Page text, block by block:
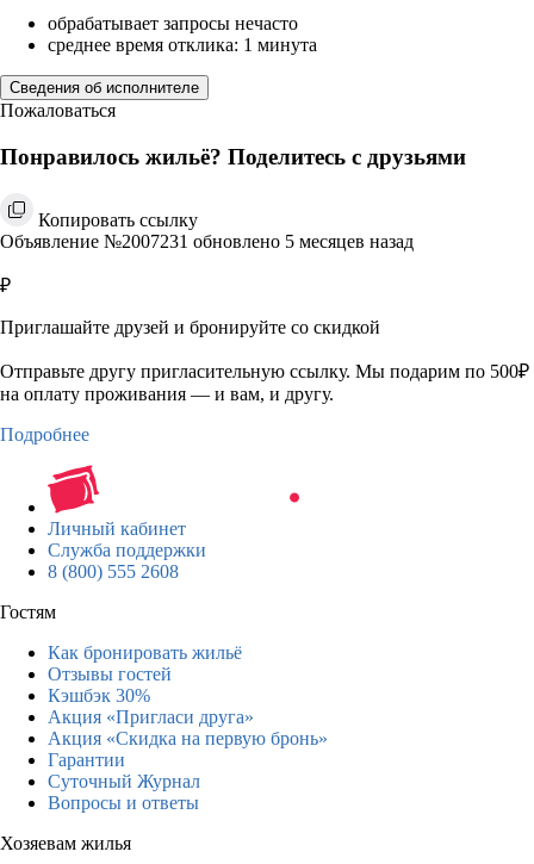
обрабатывает запросы нечасто
среднее время отклика: 1 минута
Сведения об исполнителе
Пожаловаться
Понравилось жильё? Поделитесь с друзьями
Копировать ссылку
Объявление №2007231 обновлено 5 месяцев назад
₽
Приглашайте друзей и бронируйте со скидкой
Отправьте другу пригласительную ссылку. Мы подарим по 500₽
на оплату проживания — и вам, и другу.
Подробнее
Личный кабинет
Служба поддержки
8 (800) 555 2608
Гостям
Как бронировать жильё
Отзывы гостей
Кэшбэк 30%
Акция «Пригласи друга»
Акция «Скидка на первую бронь»
Гарантии
Суточный Журнал
Вопросы и ответы
Хозяевам жилья